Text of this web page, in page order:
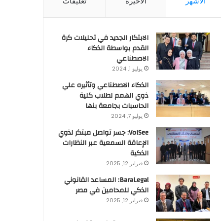
الابتكار الجديد في تحليلات كرة
القدم بواسطة الذكاء
الاصطناعي
يوليو 1, 2024
الذكاء الاصطناعي وتأثيره علي
ذوي الهمم لطلاب كلية
الحاسبات بجامعة بنها
يوليو 7, 2024
VoiSee: جسر تواصل مبتكر لذوي
الإعاقة السمعية عبر النظارات
الذكية
فبراير 12, 2025
BaraLegal: المساعد القانوني
الذكي للمحامين في مصر
فبراير 12, 2025